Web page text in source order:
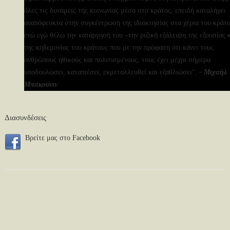
όλες τις δυνάμεις της κοινωνίας μέσα στο κράτος, επειδή καταλήγει
αναπόφευκτα στην συγκέντρωση της ιδιοκτησίας στα χέρια του
ενώ εγώ θέλω την κατάργησή του –την ριζική εξάλειψη της εξουσίας
της κηδεμονίας του κράτους που με την πρόφαση ότι κάνει τους
ανθρώπους ηθικούς και πολιτισμένους, τους έχει μέχρι σήμερα
υποδουλώσει, καταπιέσει, εκμεταλλευθεί και εξαθλιώσει". - Μιχαήλ
Μπακούνιν
Διασυνδέσεις
Bρείτε μας στο Facebook